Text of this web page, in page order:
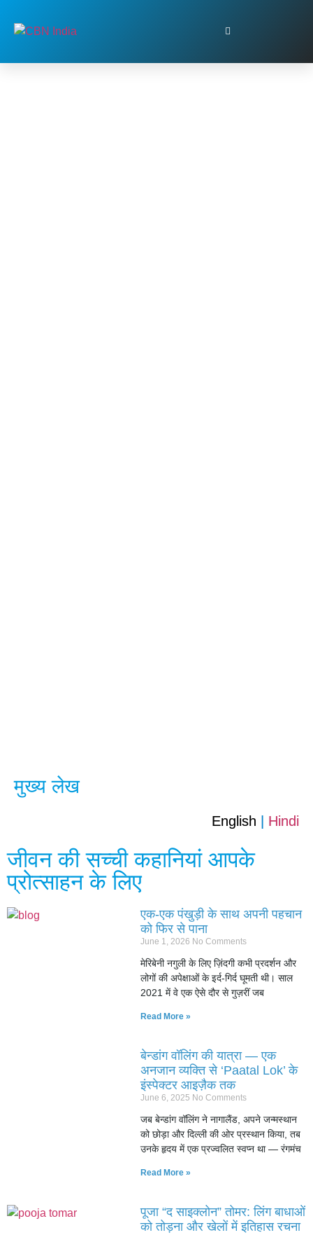
मुख्य लेख
English Hindi
जीवन की सच्ची कहानियां आपके
प्रोत्साहन के लिए
एक-एक पंखुड़ी के साथ अपनी पहचान
को फिर से पाना
June 1, 2026 No Comments
मेरिबेनी नगुली के लिए ज़िंदगी कभी प्रदर्शन और
लोगों की अपेक्षाओं के इर्द-गिर्द घूमती थी। साल
2021 में वे एक ऐसे दौर से गुज़रीं जब
Read More »
बेन्डांग वॉलिंग की यात्रा — एक
अनजान व्यक्ति से ‘Paatal Lok’ के
इंस्पेक्टर आइज़ैक तक
June 6, 2025 No Comments
जब बेन्डांग वॉलिंग ने नागालैंड, अपने जन्मस्थान
को छोड़ा और दिल्ली की ओर प्रस्थान किया, तब
उनके हृदय में एक प्रज्वलित स्वप्न था — रंगमंच
Read More »
पूजा “द साइक्लोन” तोमर: लिंग बाधाओं
को तोड़ना और खेलों में इतिहास रचना